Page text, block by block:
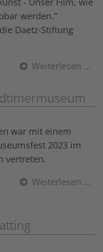
werden.“
Daetz-Stiftung
Weiterlesen …
war mit einem
2023 im
vertreten.
Weiterlesen …